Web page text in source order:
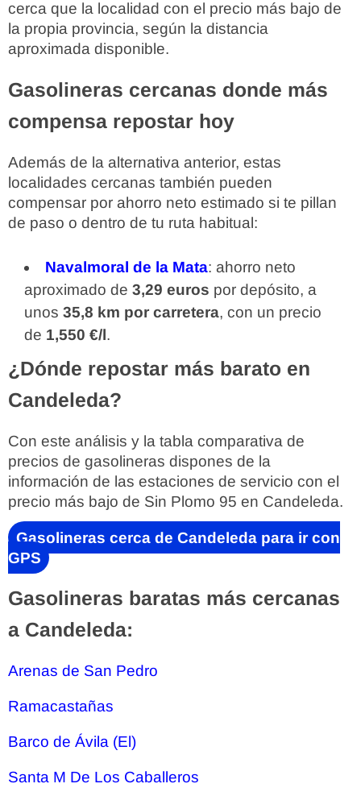
cerca que la localidad con el precio más bajo de
la propia provincia, según la distancia
aproximada disponible.
Gasolineras cercanas donde más
compensa repostar hoy
Además de la alternativa anterior, estas
localidades cercanas también pueden
compensar por ahorro neto estimado si te pillan
de paso o dentro de tu ruta habitual:
Navalmoral de la Mata: ahorro neto
aproximado de 3,29 euros por depósito, a
unos 35,8 km por carretera, con un precio
de 1,550 €/l.
¿Dónde repostar más barato en
Candeleda?
Con este análisis y la tabla comparativa de
precios de gasolineras dispones de la
información de las estaciones de servicio con el
precio más bajo de Sin Plomo 95 en Candeleda.
Gasolineras cerca de Candeleda para ir con
GPS
Gasolineras baratas más cercanas
a Candeleda:
Arenas de San Pedro
Ramacastañas
Barco de Ávila (El)
Santa M De Los Caballeros